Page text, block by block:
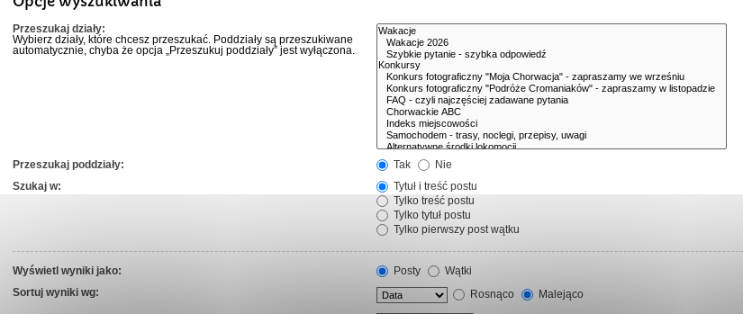
Przeszukaj działy:
Wybierz działy, które chcesz przeszukać. Poddziały są przeszukiwane
automatycznie, chyba że opcja „Przeszukuj poddziały” jest wyłączona.
Przeszukaj poddziały: Tak
Nie
Szukaj w:
Tytuł i treść postu
Tylko treść postu
Tylko tytuł postu
Tylko pierwszy post wątku
Wyświetl wyniki jako: Posty
Wątki
Sortuj wyniki wg:
Rosnąco
Malejąco